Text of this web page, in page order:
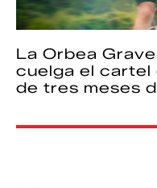
La Orbea
cuelga el cartel
de tres meses